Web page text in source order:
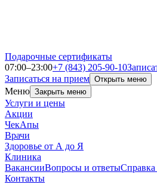
Подарочные сертификаты
07:00–23:00+7 (843) 205-90-10
Записаться на прием Открыть меню
Меню Закрыть меню
Услуги и цены
Акции
ЧекАпы
Врачи
Здоровье от А до Я
Клиника
ВакансииВопросы и ответы
Контакты